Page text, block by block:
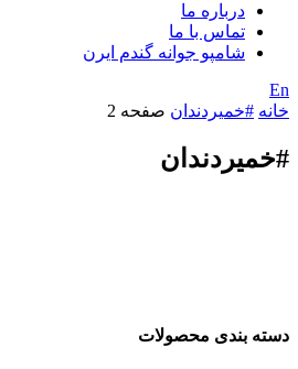
درباره ما
تماس با ما
شامپو جوانه گندم ایرن
En
خانه #خمیردندان صفحه 2
#خمیردندان
دسته بندی محصولات